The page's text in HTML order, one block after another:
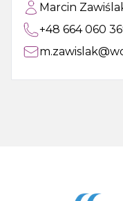
Marcin
+48 664 060